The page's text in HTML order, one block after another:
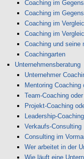
Coaching im
Coaching im
Coaching im
Coaching im
Coaching und seine
Coachingarten
Unternehmensberatung
Unternehmer
Mentoring Coaching
Team-Coaching
Projekt-Coaching
Leadership-Coaching
Verkaufs-Consulting
Consulting im
Wer arbeitet in der
Wie läuft eine